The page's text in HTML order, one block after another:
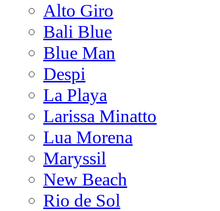
Alto Giro
Bali Blue
Blue Man
Despi
La Playa
Larissa Minatto
Lua Morena
Maryssil
New Beach
Rio de Sol